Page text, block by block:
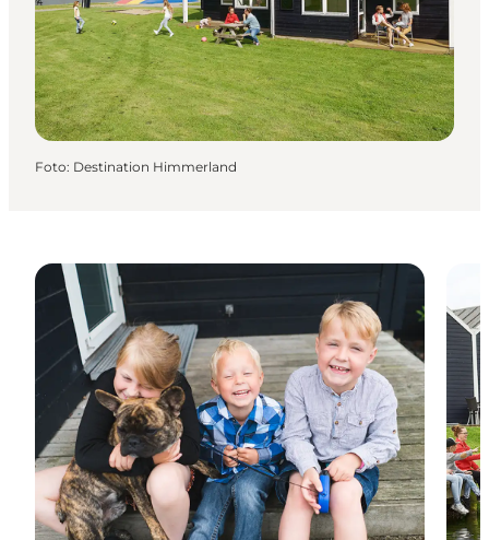
Foto: Destination Himmerland